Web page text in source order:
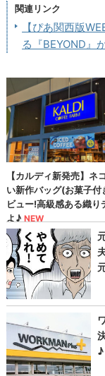
関連リンク
【ぴあ関西版
る『BEYOND』